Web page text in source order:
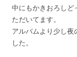
中にもかきおろしど
ただいてます。
アルバムより少し夜
した。